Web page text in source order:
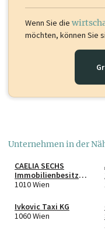
Wenn Sie die
möchten, können Sie
Unternehmen in der
CAELIA SECHS
Immobilienbesitz
GmbH & Co KG
1010 Wien
Ivkovic Taxi KG
1060 Wien